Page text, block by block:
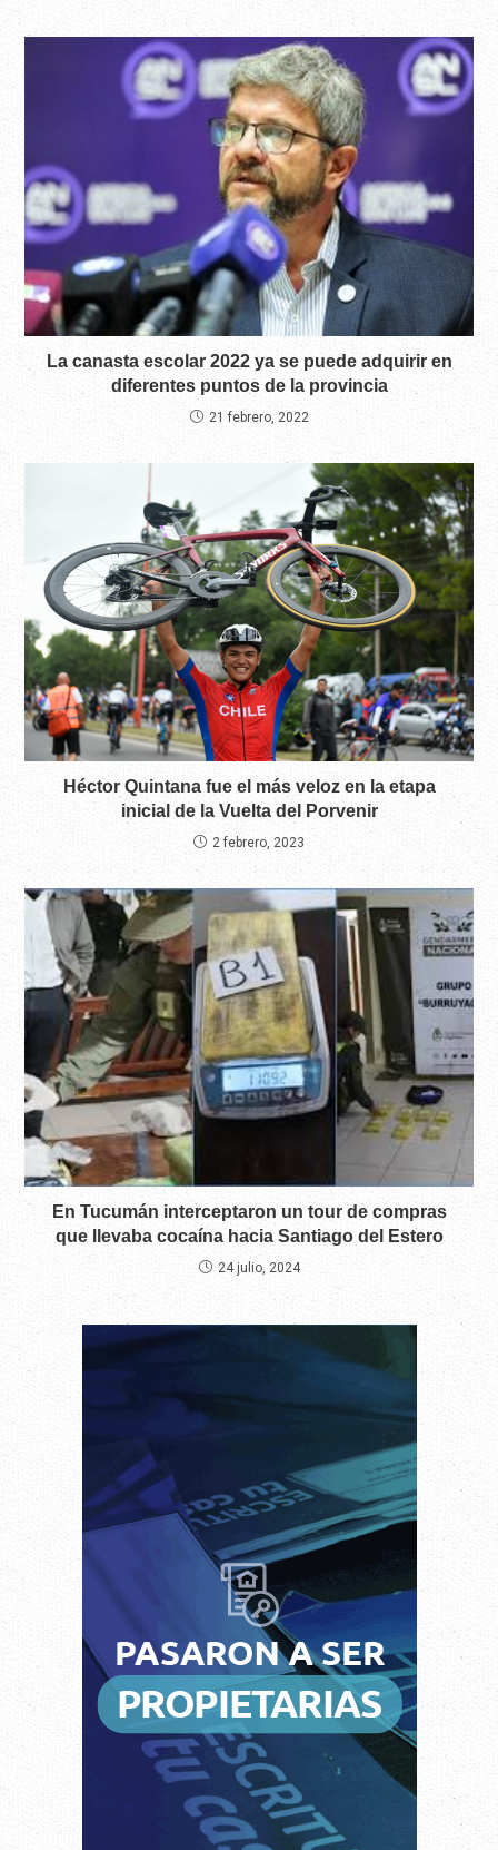
La canasta escolar 2022 ya se puede adquirir en
diferentes puntos de la provincia
21 febrero, 2022
Héctor Quintana fue el más veloz en la etapa
inicial de la Vuelta del Porvenir
2 febrero, 2023
En Tucumán interceptaron un tour de compras
que llevaba cocaína hacia Santiago del Estero
24 julio, 2024